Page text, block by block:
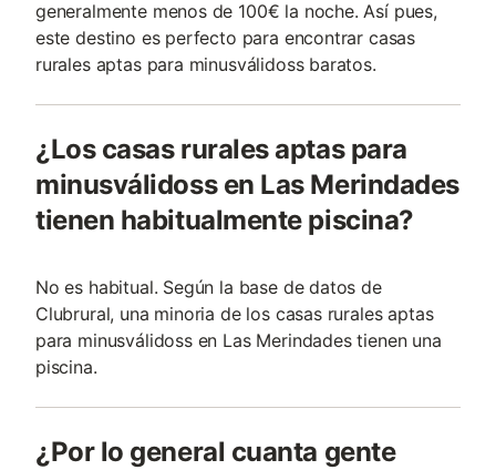
generalmente menos de 100€ la noche. Así pues,
este destino es perfecto para encontrar casas
rurales aptas para minusválidoss baratos.
¿Los casas rurales aptas para
minusválidoss en Las Merindades
tienen habitualmente piscina?
No es habitual. Según la base de datos de
Clubrural, una minoria de los casas rurales aptas
para minusválidoss en Las Merindades tienen una
piscina.
¿Por lo general cuanta gente